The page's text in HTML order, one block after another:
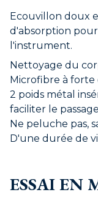
Ecouvillon doux
d'absorption
l'instrument.
Nettoyage du
Microfibre à forte
2 poids métal
faciliter le
Ne peluche pas,
D'une durée de
ESSAI EN